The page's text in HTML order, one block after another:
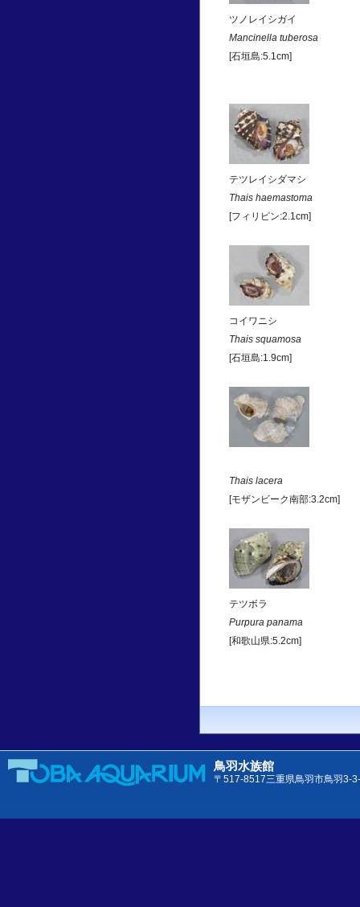
ツノレイシガイ
Mancinella tuberosa
[石垣島:5.1cm]
テツレイシダマシ
Thais haemastoma
[フィリピン:2.1cm]
コイワニシ
Thais squamosa
[石垣島:1.9cm]
Thais lacera
[モザンビーク南部:3.2cm]
テツボラ
Purpura panama
[和歌山県:5.2cm]
鳥羽水族館
〒517-8517三重県鳥羽市鳥羽3-